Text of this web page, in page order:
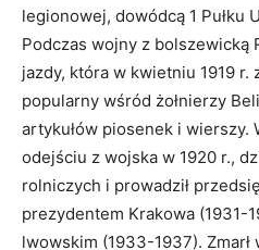
legionowej, dowódcą 1 Pułku
Podczas wojny z bolszewicką
jazdy, która w kwietniu 1919 r.
popularny wśród żołnierzy
artykułów piosenek i wierszy.
odejściu z wojska w 1920 r.,
rolniczych i prowadził
prezydentem Krakowa (1931-
lwowskim (1933-1937). Zmarł